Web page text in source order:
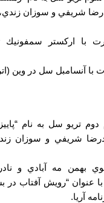
شريفي و سوزان
با اركستر
با آنسامبل سل در وين
دوم تريو سل به نام
شريفي و سوزان
بهمن مه ‌آبادي و
عنوان “رويش آفتاب
آريا.